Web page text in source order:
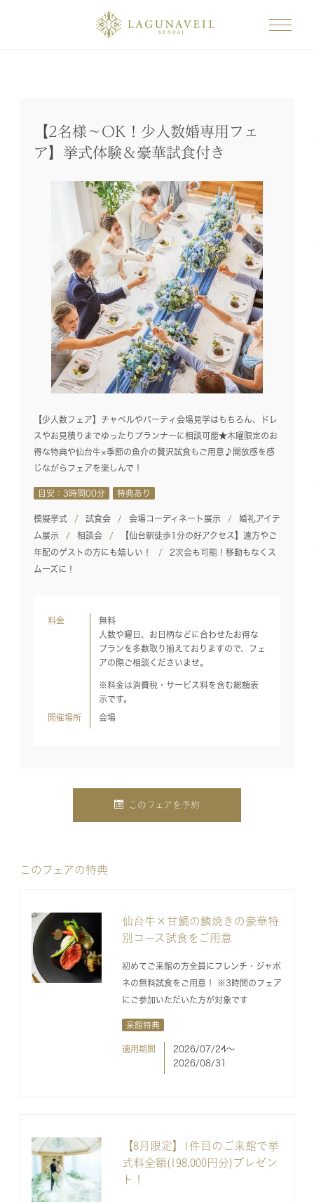
【2名様～OK！少人数婚専用フェ
ア】挙式体験＆豪華試食付き
【少人数フェア】チャペルやパーティ会場見学はもちろん、ドレ
スやお見積りまでゆったりプランナーに相談可能★木曜限定のお
得な特典や仙台牛×季節の魚介の贅沢試食もご用意♪開放感を感
じながらフェアを楽しんで！
目安：3時間00分 特典あり
模擬挙式 試食会 会場コーディネート展示
婚礼アイテ
ム展示
相談会
【仙台駅徒歩1分の好アクセス】遠方やご
年配のゲストの方にも嬉しい！
2次会も可能！移動もなくス
ムーズに！
料金
無料
人数や曜日、お日柄などに合わせたお得な
プランを多数取り揃えておりますので、フェ
アの際ご相談くださいませ。
※料金は消費税・サービス料を含む総額表
示です。
開催場所 会場
このフェアを予約
このフェアの特典
仙台牛×甘鯛の鱗焼きの豪華特
別コース試食をご用意
初めてご来館の方全員にフレンチ・ジャポ
ネの無料試食をご用意！ ※3時間のフェア
にご参加いただいた方が対象です
来館特典
適用期間
2026/07/24〜
2026/08/31
【8月限定】1件目のご来館で挙
式料全額(198,000円分)プレゼン
ト！